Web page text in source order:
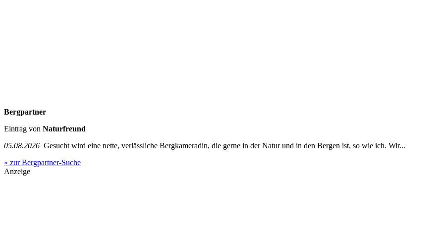
Bergpartner
Eintrag von Naturfreund
05.08.2026 Gesucht wird eine nette, verlässliche Bergkameradin, die gerne in der Natur und in den Bergen ist, so wie ich. Wir...
» zur Bergpartner-Suche
Anzeige